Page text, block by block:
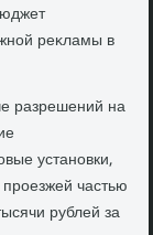
реκламы в
разрешений на
установки,
частью
рублей за